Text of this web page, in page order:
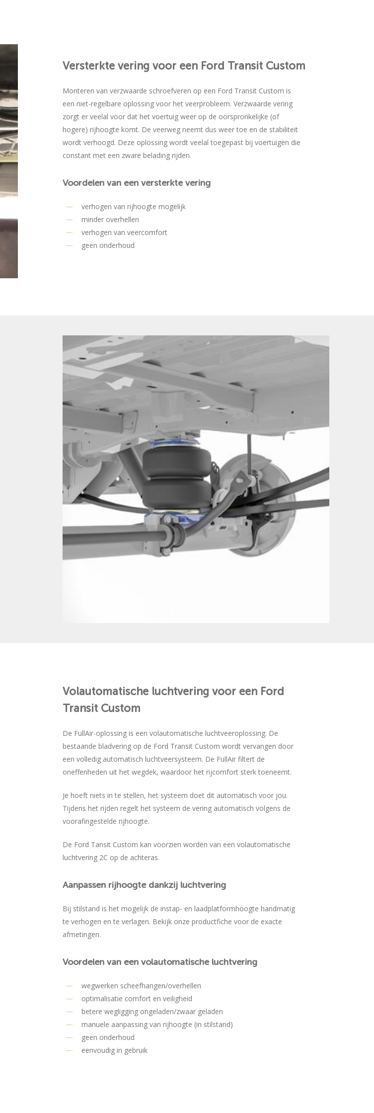
Versterkte vering voor een Ford Transit Custom
Monteren van verzwaarde schroefveren op een Ford Transit Custom is
een niet-regelbare oplossing voor het veerprobleem. Verzwaarde vering
zorgt er veelal voor dat het voertuig weer op de oorspronkelijke (of
hogere) rijhoogte komt. De veerweg neemt dus weer toe en de stabiliteit
wordt verhoogd. Deze oplossing wordt veelal toegepast bij voertuigen die
constant met een zware belading rijden.
Voordelen van een versterkte vering
verhogen van rijhoogte mogelijk
minder overhellen
verhogen van veercomfort
geen onderhoud
Volautomatische luchtvering voor een Ford
Transit Custom
De FullAir-oplossing is een volautomatische luchtveeroplossing. De
bestaande bladvering op de Ford Transit Custom wordt vervangen door
een volledig automatisch luchtveersysteem. De FullAir filtert de
oneffenheden uit het wegdek, waardoor het rijcomfort sterk toeneemt.
Je hoeft niets in te stellen, het systeem doet dit automatisch voor jou.
Tijdens het rijden regelt het systeem de vering automatisch volgens de
voorafingestelde rijhoogte.
De Ford Tansit Custom kan voorzien worden van een volautomatische
luchtvering 2C op de achteras.
Aanpassen rijhoogte dankzij luchtvering
Bij stilstand is het mogelijk de instap- en laadplatformhoogte handmatig
te verhogen en te verlagen. Bekijk onze productfiche voor de exacte
afmetingen.
Voordelen van een volautomatische luchtvering
wegwerken scheefhangen/overhellen
optimalisatie comfort en veiligheid
betere wegligging ongeladen/zwaar geladen
manuele aanpassing van rijhoogte (in stilstand)
geen onderhoud
eenvoudig in gebruik